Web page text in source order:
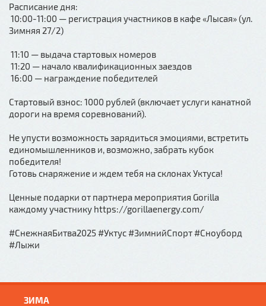
Расписание дня:
10:00-11:00 — регистрация участников в кафе «Лысая» (ул.
Зимняя 27/2)
11:10 — выдача стартовых номеров
11:20 — начало квалификационных заездов
16:00 — награждение победителей
Стартовый взнос: 1000 рублей (включает услуги канатной
дороги на время соревнований).
Не упусти возможность зарядиться эмоциями, встретить
единомышленников и, возможно, забрать кубок
победителя!
Готовь снаряжение и ждем тебя на склонах Уктуса!
Ценные подарки от партнера мероприятия Gorilla
каждому участнику https://gorillaenergy.com/
#СнежнаяБитва2025 #Уктус #ЗимнийСпорт #Сноуборд
#Лыжи
ЗИМА